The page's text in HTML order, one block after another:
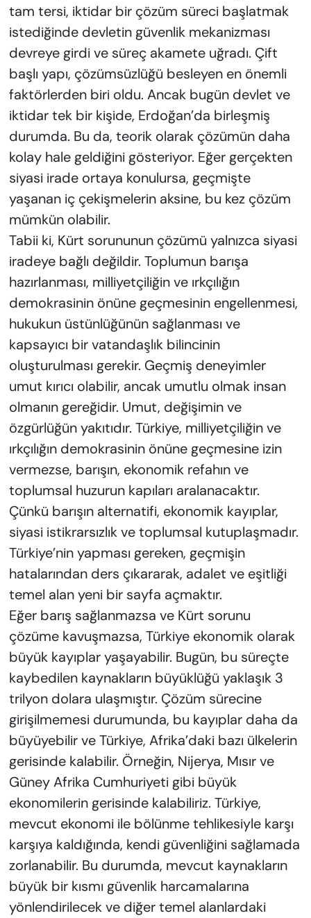
tam tersi, iktidar bir çözüm süreci başlatmak
istediğinde devletin güvenlik mekanizması
devreye girdi ve süreç akamete uğradı. Çift
başlı yapı, çözümsüzlüğü besleyen en önemli
faktörlerden biri oldu. Ancak bugün devlet ve
iktidar tek bir kişide, Erdoğan’da birleşmiş
durumda. Bu da, teorik olarak çözümün daha
kolay hale geldiğini gösteriyor. Eğer gerçekten
siyasi irade ortaya konulursa, geçmişte
yaşanan iç çekişmelerin aksine, bu kez çözüm
mümkün olabilir.
Tabii ki, Kürt sorununun çözümü yalnızca siyasi
iradeye bağlı değildir. Toplumun barışa
hazırlanması, milliyetçiliğin ve ırkçılığın
demokrasinin önüne geçmesinin engellenmesi,
hukukun üstünlüğünün sağlanması ve
kapsayıcı bir vatandaşlık bilincinin
oluşturulması gerekir. Geçmiş deneyimler
umut kırıcı olabilir, ancak umutlu olmak insan
olmanın gereğidir. Umut, değişimin ve
özgürlüğün yakıtıdır. Türkiye, milliyetçiliğin ve
ırkçılığın demokrasinin önüne geçmesine izin
vermezse, barışın, ekonomik refahın ve
toplumsal huzurun kapıları aralanacaktır.
Çünkü barışın alternatifi, ekonomik kayıplar,
siyasi istikrarsızlık ve toplumsal kutuplaşmadır.
Türkiye’nin yapması gereken, geçmişin
hatalarından ders çıkararak, adalet ve eşitliği
temel alan yeni bir sayfa açmaktır.
Eğer barış sağlanmazsa ve Kürt sorunu
çözüme kavuşmazsa, Türkiye ekonomik olarak
büyük kayıplar yaşayabilir. Bugün, bu süreçte
kaybedilen kaynakların büyüklüğü yaklaşık 3
trilyon dolara ulaşmıştır. Çözüm sürecine
girişilmemesi durumunda, bu kayıplar daha da
büyüyebilir ve Türkiye, Afrika’daki bazı ülkelerin
gerisinde kalabilir. Örneğin, Nijerya, Mısır ve
Güney Afrika Cumhuriyeti gibi büyük
ekonomilerin gerisinde kalabiliriz. Türkiye,
mevcut ekonomi ile bölünme tehlikesiyle karşı
karşıya kaldığında, kendi güvenliğini sağlamada
zorlanabilir. Bu durumda, mevcut kaynakların
büyük bir kısmı güvenlik harcamalarına
yönlendirilecek ve diğer temel alanlardaki